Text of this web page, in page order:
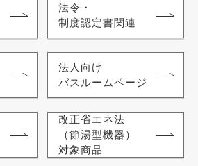
法令・
制度認定書関連
法人向け
バスルームページ
改正省エネ法
（節湯型機器）
対象商品